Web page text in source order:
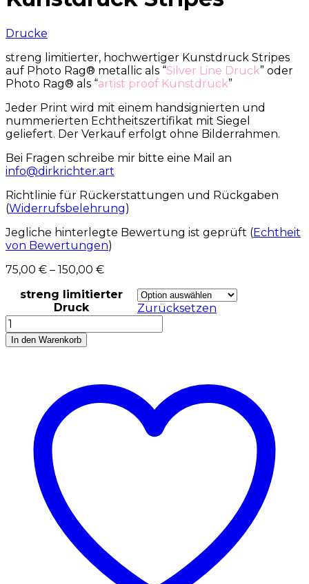
Drucke
streng limitierter, hochwertiger Kunstdruck Stripes
auf Photo Rag® metallic als “Silver Line Druck” oder
Photo Rag® als “artist proof Kunstdruck”
Jeder Print wird mit einem handsignierten und
nummerierten Echtheitszertifikat mit Siegel
geliefert. Der Verkauf erfolgt ohne Bilderrahmen.
Bei Fragen schreibe mir bitte eine Mail an
info@dirkrichter.art
Richtlinie für Rückerstattungen und Rückgaben
(Widerrufsbelehrung)
Jegliche hinterlegte Bewertung ist geprüft (Echtheit
von Bewertungen)
75,00 € – 150,00 €
streng limitierter
Druck
Zurücksetzen
Kunstdruck
Stripes
Menge
In den Warenkorb